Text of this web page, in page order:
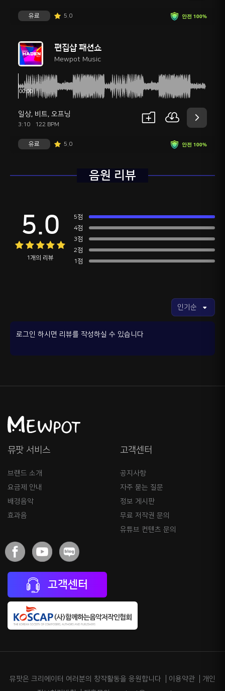
안전 100%
유료 5.0
편집샵 패션쇼
Mewpot Music
일상, 비트, 오프닝
3:10 122 BPM
안전 100%
유료 5.0
음원 리뷰
5.0
1개의 리뷰
5점
4점
3점
2점
1점
로그인 하시면 리뷰를 작성하실 수 있습니다
뮤팟 서비스
브랜드 소개
요금제 안내
배경음악
효과음
고객센터
공지사항
자주 묻는 질문
정보 게시판
무료 저작권 문의
유튜브 컨텐츠 문의
고객센터
뮤팟은 크리에이터 여러분의 창작활동을 응원합니다 이용약관
개인